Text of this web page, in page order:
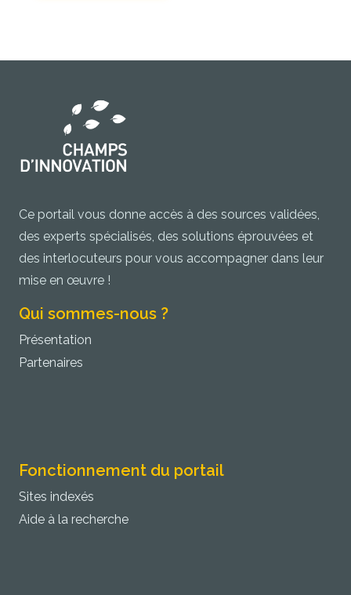
Ce portail vous donne accès à des sources validées,
des experts spécialisés, des solutions éprouvées et
des interlocuteurs pour vous accompagner dans leur
mise en œuvre !
Qui sommes-nous ?
Présentation
Partenaires
Fonctionnement du portail
Sites indexés
Aide à la recherche